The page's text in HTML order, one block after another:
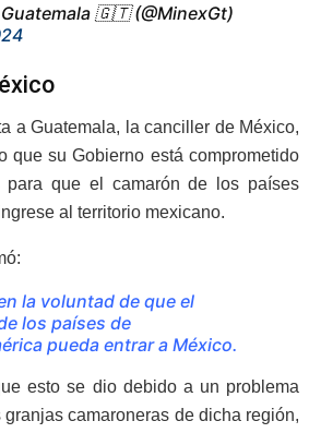
🇬🇹 (@MinexGt)
a Guatemala, la canciller de México,
que su Gobierno está comprometido
para que el camarón de los países
al territorio mexicano.
la voluntad de que el
los países de
pueda entrar a México.
esto se dio debido a un problema
camaroneras de dicha región,